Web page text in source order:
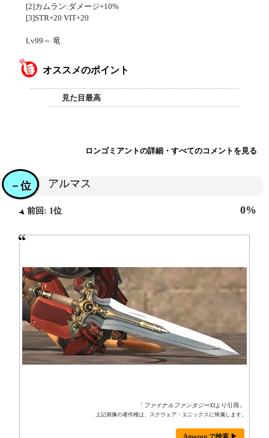
[2]カムラン:ダメージ+10%
[3]STR+20 VIT+20
Lv99～ 竜
オススメのポイント
見た目最高
ロンゴミアントの詳細・すべてのコメントを見る
アルマス
－位
前回: 1位 0%
「 ファイナルファンタジーXIより引用」
上記画像の著作権は、スクウェア・エニックスに帰属します。
Amazon で検索 ▶